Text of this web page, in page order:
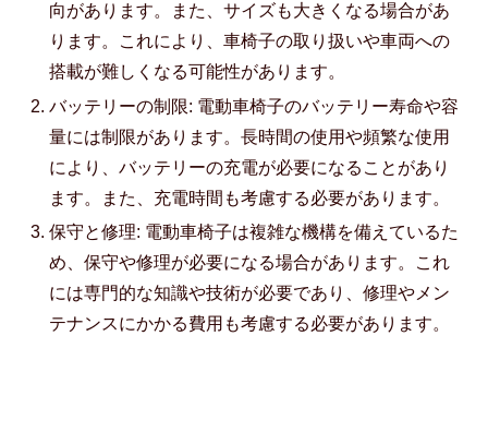
向があります。また、サイズも大きくなる場合があ
ります。これにより、車椅子の取り扱いや車両への
搭載が難しくなる可能性があります。
バッテリーの制限: 電動車椅子のバッテリー寿命や容
量には制限があります。長時間の使用や頻繁な使用
により、バッテリーの充電が必要になることがあり
ます。また、充電時間も考慮する必要があります。
保守と修理: 電動車椅子は複雑な機構を備えているた
め、保守や修理が必要になる場合があります。これ
には専門的な知識や技術が必要であり、修理やメン
テナンスにかかる費用も考慮する必要があります。